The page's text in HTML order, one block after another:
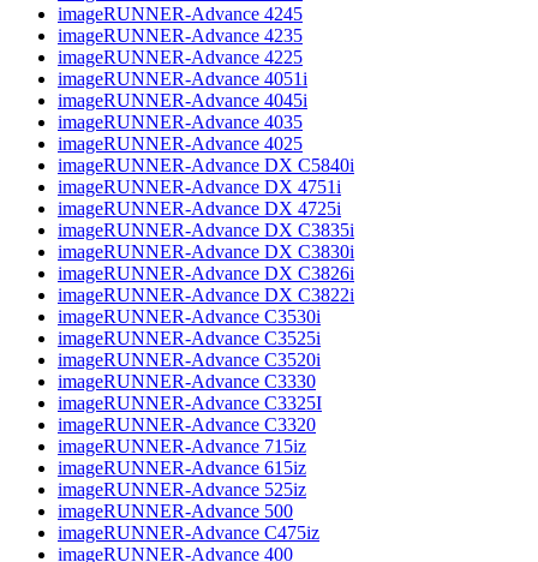
imageRUNNER-Advance 4245
imageRUNNER-Advance 4235
imageRUNNER-Advance 4225
imageRUNNER-Advance 4051i
imageRUNNER-Advance 4045i
imageRUNNER-Advance 4035
imageRUNNER-Advance 4025
imageRUNNER-Advance DX C5840i
imageRUNNER-Advance DX 4751i
imageRUNNER-Advance DX 4725i
imageRUNNER-Advance DX C3835i
imageRUNNER-Advance DX C3830i
imageRUNNER-Advance DX C3826i
imageRUNNER-Advance DX C3822i
imageRUNNER-Advance C3530i
imageRUNNER-Advance C3525i
imageRUNNER-Advance C3520i
imageRUNNER-Advance C3330
imageRUNNER-Advance C3325I
imageRUNNER-Advance C3320
imageRUNNER-Advance 715iz
imageRUNNER-Advance 615iz
imageRUNNER-Advance 525iz
imageRUNNER-Advance 500
imageRUNNER-Advance C475iz
imageRUNNER-Advance 400